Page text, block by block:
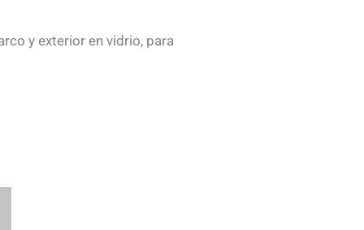
y exterior en vidrio, para